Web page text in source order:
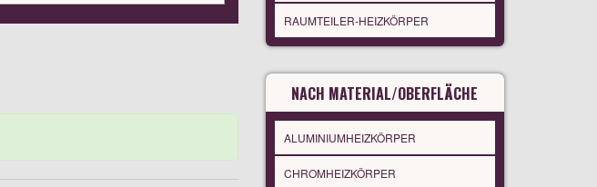
RAUMTEILER-HEIZKÖRPER
NACH MATERIAL/OBERFLÄCHE
ALUMINIUMHEIZKÖRPER
CHROMHEIZKÖRPER